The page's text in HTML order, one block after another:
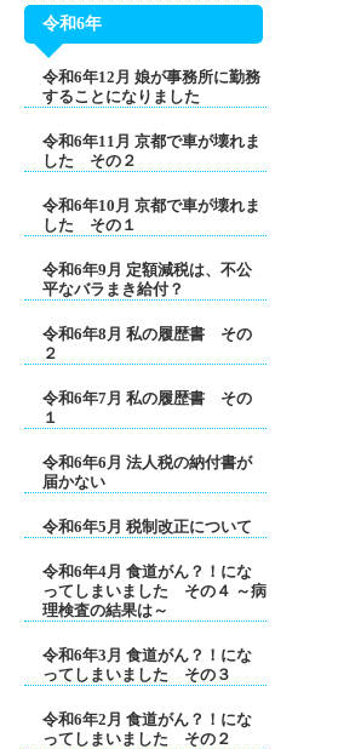
令和6年
令和6年12月 娘が事務所に勤務
することになりました
令和6年11月 京都で車が壊れま
した その２
令和6年10月 京都で車が壊れま
した その１
令和6年9月 定額減税は、不公
平なバラまき給付？
令和6年8月 私の履歴書 その
２
令和6年7月 私の履歴書 その
１
令和6年6月 法人税の納付書が
届かない
令和6年5月 税制改正について
令和6年4月 食道がん？！にな
ってしまいました その４ ～病
理検査の結果は～
令和6年3月 食道がん？！にな
ってしまいました その３
令和6年2月 食道がん？！にな
ってしまいました その２